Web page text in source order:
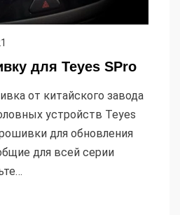
для Teyes SPro
от китайского завода
устройств Teyes
для обновления
для всей серии